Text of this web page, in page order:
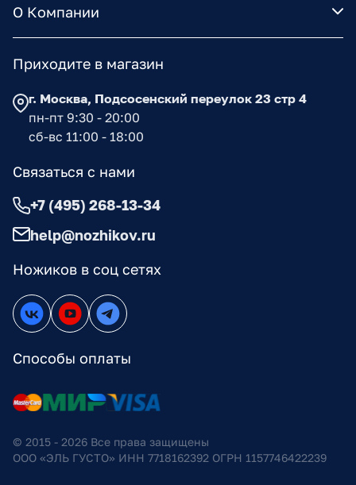
О Компании
Ножиков в соц сетях
Способы оплаты
Приходите в магазин
г. Москва, Подсосенский переулок 23 стр 4
пн-пт 9:30 - 20:00
сб-вс 11:00 - 18:00
Связаться с нами
+7 (495) 268-13-34
help@nozhikov.ru
© 2015 - 2026 Все права защищены
ООО «ЭЛЬ ГУСТО» ИНН 7718162392 ОГРН 1157746422239